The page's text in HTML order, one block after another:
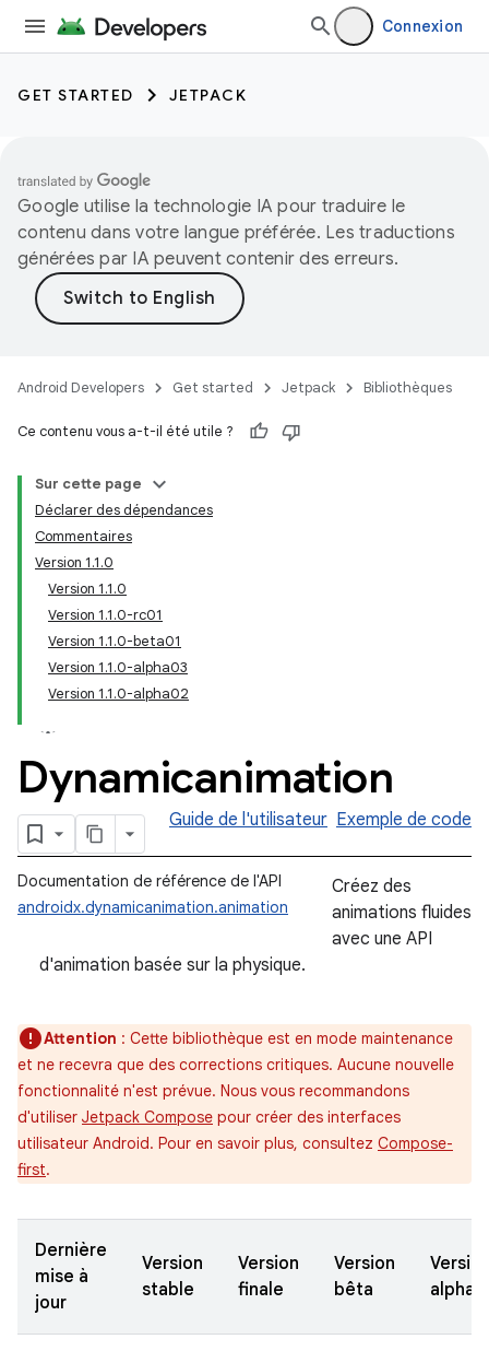
Connexion
GET STARTED JETPACK
Google utilise la technologie IA pour traduire le
contenu dans votre langue préférée. Les traductions
générées par IA peuvent contenir des erreurs.
Android Developers Get started Jetpack Bibliothèques
Ce contenu vous a-t-il été utile ?
Sur cette page
Déclarer des dépendances
Commentaires
Version 1.1.0
Version 1.1.0
Version 1.1.0-rc01
Version 1.1.0-beta01
Version 1.1.0-alpha03
Version 1.1.0-alpha02
Dynamicanimation
Guide de l'utilisateur Exemple de code
Documentation de référence de l'API
androidx.dynamicanimation.animation
Créez des
animations fluides
avec une API
d'animation basée sur la physique.
Attention : Cette bibliothèque est en mode maintenance
et ne recevra que des corrections critiques. Aucune nouvelle
fonctionnalité n'est prévue. Nous vous recommandons
d'utiliser Jetpack Compose pour créer des interfaces
utilisateur Android. Pour en savoir plus, consultez Compose-
first.
Dernière
mise à
jour
Version
stable
Version
finale
Version
bêta
alpha